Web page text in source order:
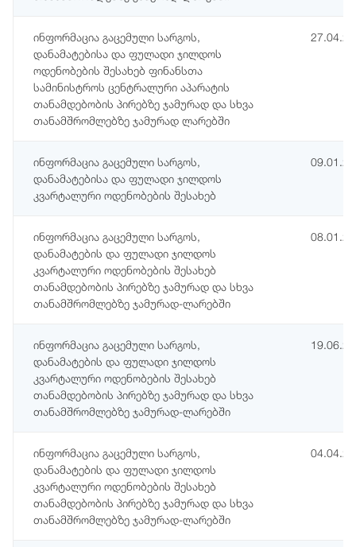
ინფორმაცია გაცემული სარგოს,
დანამატებისა და ფულადი ჯილდოს
ოდენობების შესახებ ფინანსთა
სამინისტროს ცენტრალური აპარატის
თანამდებობის პირებზე ჯამურად და სხვა
თანამშრომლებზე ჯამურად ლარებში
ინფორმაცია გაცემული სარგოს,
დანამატებისა და ფულადი ჯილდოს
კვარტალური ოდენობების შესახებ
ინფორმაცია გაცემული სარგოს,
დანამატების და ფულადი ჯილდოს
კვარტალური ოდენობების შესახებ
თანამდებობის პირებზე ჯამურად და სხვა
თანამშრომლებზე ჯამურად-ლარებში
ინფორმაცია გაცემული სარგოს,
დანამატების და ფულადი ჯილდოს
კვარტალური ოდენობების შესახებ
თანამდებობის პირებზე ჯამურად და სხვა
თანამშრომლებზე ჯამურად-ლარებში
ინფორმაცია გაცემული სარგოს,
დანამატების და ფულადი ჯილდოს
კვარტალური ოდენობების შესახებ
თანამდებობის პირებზე ჯამურად და სხვა
თანამშრომლებზე ჯამურად-ლარებში